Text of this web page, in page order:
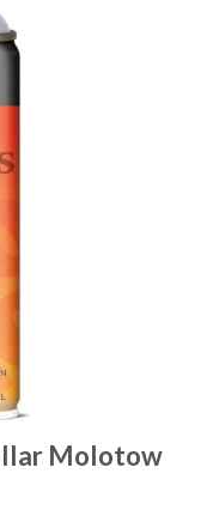
Molotow